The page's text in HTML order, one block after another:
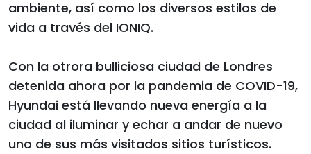
ambiente, así como los diversos estilos de
vida a través del IONIQ.
Con la otrora bulliciosa ciudad de Londres
detenida ahora por la pandemia de COVID-19,
Hyundai está llevando nueva energía a la
ciudad al iluminar y echar a andar de nuevo
uno de sus más visitados sitios turísticos.